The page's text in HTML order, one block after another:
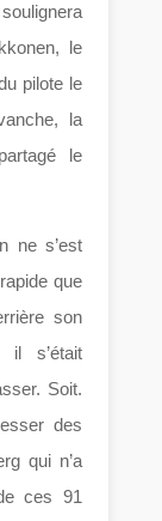
le
pilote le
la
le
ne s’est
que
son
il s’était
Soit.
des
qui n’a
ces 91